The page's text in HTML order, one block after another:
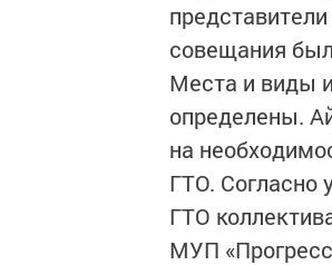
совещания
Места и виды
определены.
на
ГТО. Согласно
ГТО
МУП